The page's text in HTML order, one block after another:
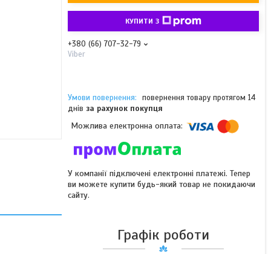
КУПИТИ З
+380 (66) 707-32-79
Viber
повернення товару протягом 14
днів за рахунок покупця
У компанії підключені електронні платежі. Тепер
ви можете купити будь-який товар не покидаючи
сайту.
Графік роботи